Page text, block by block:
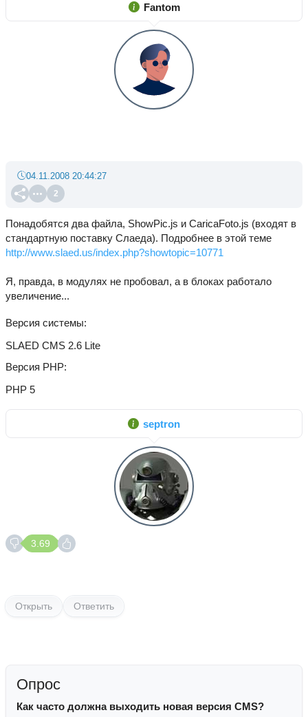
Fantom
2
04.11.2008 20:44:27
Понадобятся два файла, ShowPic.js и CaricaFoto.js (входят в
стандартную поставку Слаеда). Подробнее в этой теме
http://www.slaed.us/index.php?showtopic=10771
Я, правда, в модулях не пробовал, а в блоках работало
увеличение...
Версия системы
SLAED CMS 2.6 Lite
Версия PHP
PHP 5
septron
3.69
Открыть Ответить
Опрос
Как часто должна выходить новая версия CMS?